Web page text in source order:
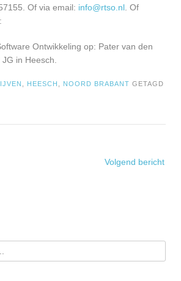
Of via email: info@rtso.nl . Of
Ontwikkeling op: Pater van den
in Heesch.
HEESCH NOORD BRABANT GETAGD
Volgend bericht